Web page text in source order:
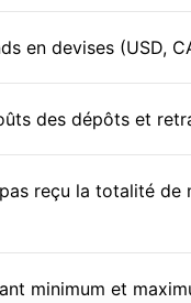
en devises (USD,
des dépôts et
reçu la totalité de
minimum et